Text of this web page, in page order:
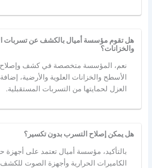
هل تقوم مؤسسة أميال بالكشف عن تسربات
والخزانات؟
نعم، المؤسسة متخصصة في كشف
الأسطح والخزانات العلوية والأرضية،
العزل لحمايتها من التسربات المستقبلية.
هل يمكن إصلاح التسرب بدون تكسير؟
بالتأكيد، مؤسسة أميال تعتمد على أجهزة
الكاميرات الحرارية وأجهزة الصوت